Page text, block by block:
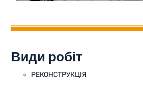
Види робіт
РЕКОНСТРУКЦІЯ